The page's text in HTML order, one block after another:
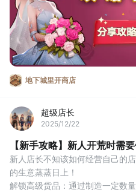
兴业能手奖：500钻石，共3
地下城里开商店
超级店长
2025/12/22
【新手攻略】新人开荒时需
新人店长不知该如何经营自己的
的生意蒸蒸日上！
解锁高级货品‌：通过制造一定数量的低级货品可解锁更高等级的货